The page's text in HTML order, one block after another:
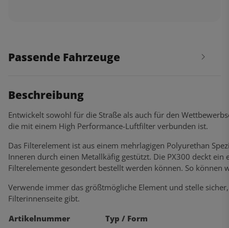
Passende Fahrzeuge
Beschreibung
Entwickelt sowohl für die Straße als auch für den
die mit einem High Performance-Luftfilter verbunden ist.
Das Filterelement ist aus einem mehrlagigen Polyurethan
Inneren durch einen Metallkäfig gestützt. Die PX300 deckt
Filterelemente gesondert bestellt werden können. So
Verwende immer das größtmögliche Element und stelle
Filterinnenseite gibt.
Artikelnummer
Typ / Form